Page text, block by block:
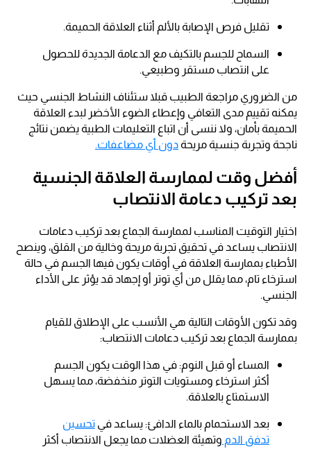
تقليل فرص الإصابة بالألم أثناء العلاقة الحميمة.
السماح للجسم بالتكيف مع الدعامة الجديدة للحصول
على انتصاب مستقر وطبيعي.
من الضروري مراجعة الطبيب قبلا ستئناف النشاط الجنسي حيث
يمكنه تقييم مدى التعافي وإعطاء الضوء الأخضر لبدء العلاقة
الحميمة بأمان، ولا ننسى أن اتباع التعليمات الطبية يضمن نتائج
ناجحة وتجربة جنسية مريحة دون أي مضاعفات.
أفضل وقت لممارسة العلاقة الجنسية
بعد تركيب دعامة الانتصاب
اختيار التوقيت المناسب لممارسة الجماع بعد تركيب دعامات
الانتصاب يساعد في تحقيق تجربة مريحة وخالية من القلق، وينصح
الأطباء بممارسة العلاقة في أوقات يكون فيها الجسم في حالة
استرخاء تام، مما يقلل من أي توتر أو إجهاد قد يؤثر على الأداء
الجنسي.
وقد تكون الأوقات التالية هي الأنسب على الإطلاق للقيام
بممارسة الجماع بعد تركيب دعامات الانتصاب:
المساء أو قبل النوم: في هذا الوقت يكون الجسم
أكثر استرخاء ومستويات التوتر منخفضة، مما يسهل
الاستمتاع بالعلاقة.
بعد الاستحمام بالماء الدافئ: يساعد في تحسين
تدفق الدم وتهيئة العضلات مما يجعل الانتصاب أكثر